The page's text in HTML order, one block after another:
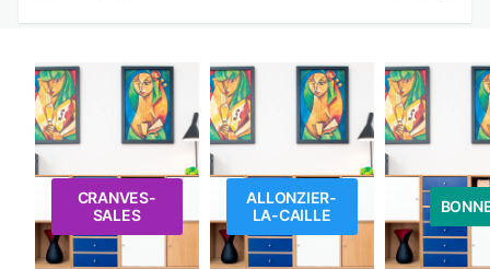
CRANVES-
SALES
ALLONZIER-
LA-CAILLE